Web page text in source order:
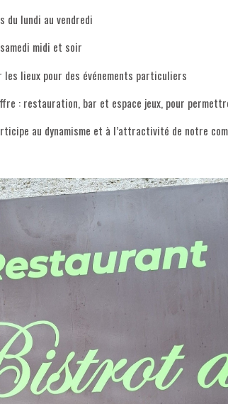
lundi au vendredi
midi et soir
lieux pour des événements particuliers
: restauration, bar et espace jeux, pour
au dynamisme et à l’attractivité de notre